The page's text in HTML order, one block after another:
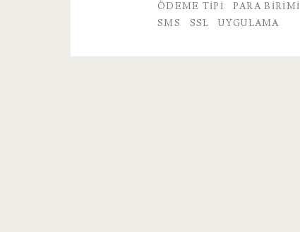
ÖDEME TIPI
PARA BIRIMI
SMS
SSL UYGULAMA